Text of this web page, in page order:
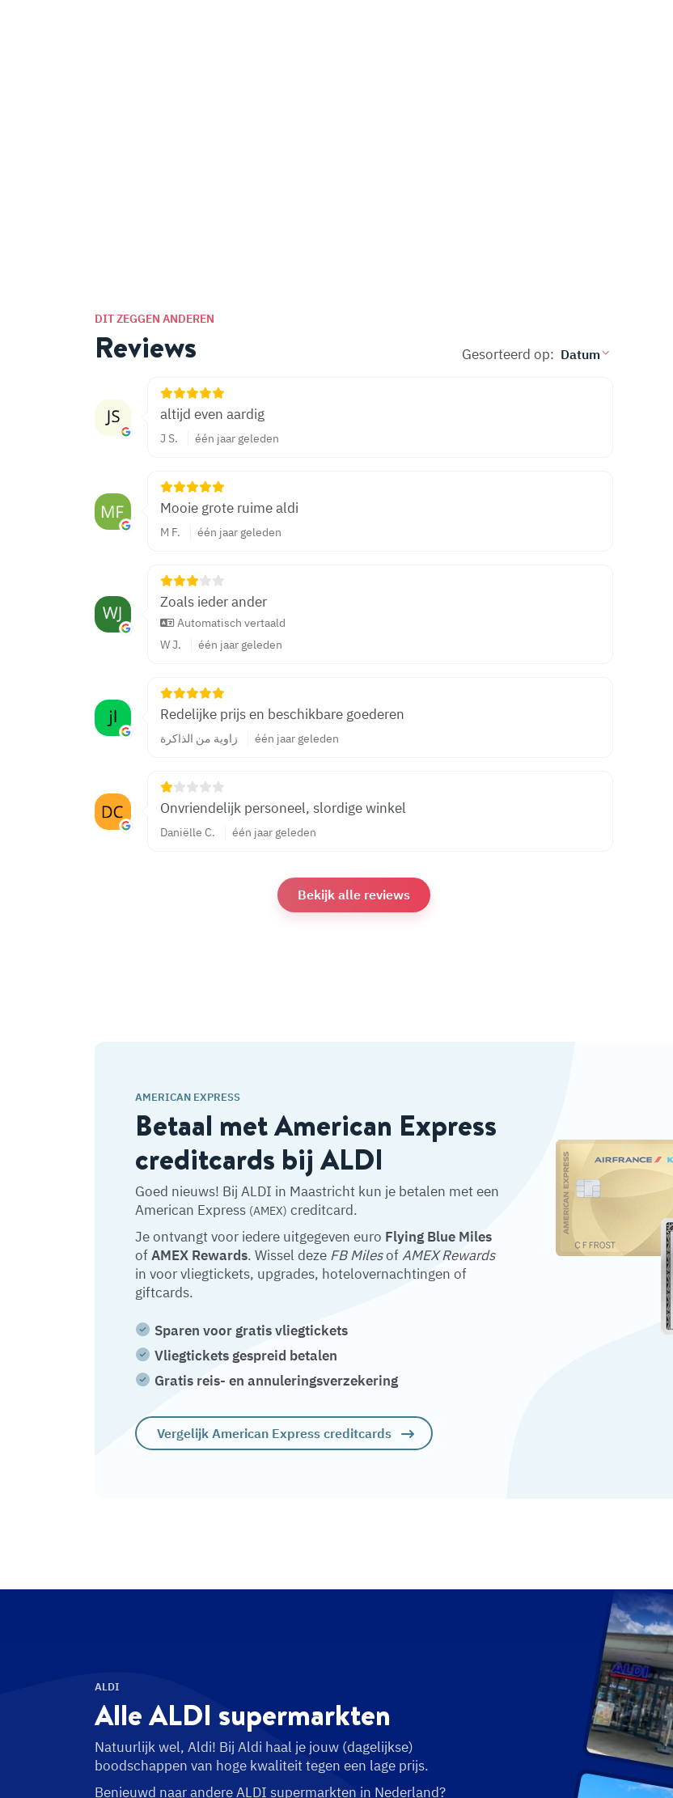
DIT ZEGGEN ANDEREN
Reviews Gesorteerd op:
altijd even aardig
J S. één jaar geleden
Mooie grote ruime aldi
M F. één jaar geleden
Zoals ieder ander
Automatisch vertaald
W J.
één jaar geleden
Redelijke prijs en beschikbare goederen
زاوية من الذاكرة één jaar geleden
Onvriendelijk personeel, slordige winkel
Daniëlle C. één jaar geleden
Bekijk alle reviews
AMERICAN EXPRESS
Betaal met American Express
creditcards bij ALDI
Goed nieuws! Bij ALDI in Maastricht kun je betalen met een
American Express (AMEX) creditcard.
Je ontvangt voor iedere uitgegeven euro Flying Blue Miles
ofAMEX Rewards. Wissel deze FB MilesofAMEX Rewards
in voor vliegtickets, upgrades, hotelovernachtingen of
giftcards.
Sparen voor gratis vliegtickets
Vliegtickets gespreid betalen
Gratis reis- en annuleringsverzekering
Vergelijk American Express creditcards
ALDI
Alle ALDI supermarkten
Natuurlijk wel, Aldi! Bij Aldi haal je jouw (dagelijkse)
boodschappen van hoge kwaliteit tegen een lage prijs.
Benieuwd naar andere ALDI supermarkten in Nederland?